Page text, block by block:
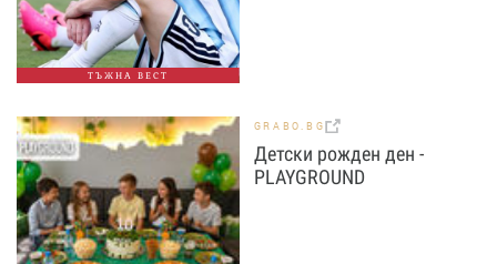
ТЪЖНА ВЕСТ
GRABO.BG
Детски рожден ден -
PLAYGROUND